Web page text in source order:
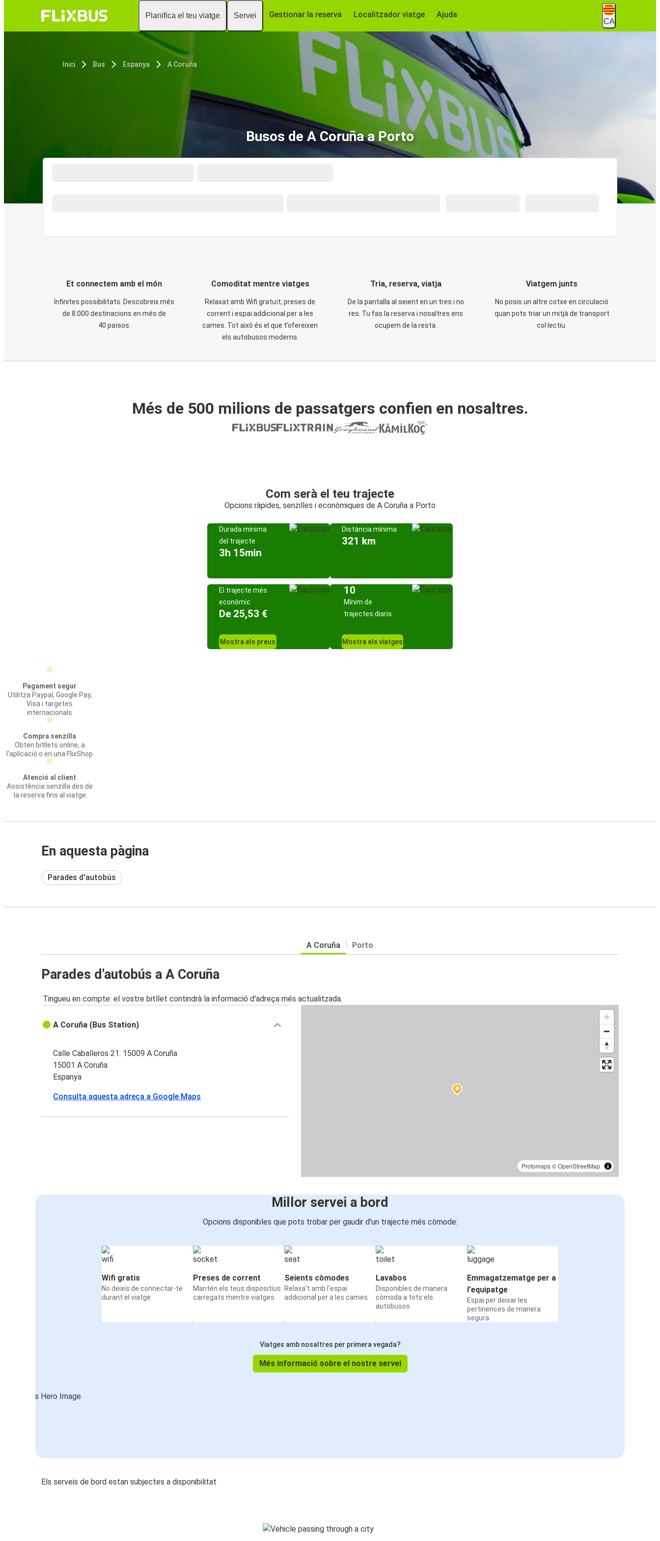
Planifica el teu viatge Servei Gestionar la reserva Localitzador viatge Ajuda
CA
Inici Bus Espanya A Coruña
Busos de A Coruña a Porto
Et connectem amb el món
Infinites possibilitats. Descobreix més
de 8.000 destinacions en més de
40 països.
Comoditat mentre viatges
Relaxat amb Wifi gratuït, preses de
corrent i espai addicional per a les
cames. Tot això és el que t’ofereixen
els autobusos moderns.
Tria, reserva, viatja
De la pantalla al seient en un tres i no
res. Tu fas la reserva i nosaltres ens
ocupem de la resta.
Viatgem junts
No posis un altre cotxe en circulació
quan pots triar un mitjà de transport
col·lectiu.
Més de 500 milions de passatgers confien en nosaltres.
Com serà el teu trajecte
Opcions ràpides, senzilles i econòmiques de A Coruña a Porto
Durada mínima
del trajecte
3h 15min
Distància mínima
321 km
El trajecte més
econòmic
De 25,53 €
Mostra els preus
10
Mínim de
trajectes diaris
Mostra els viatges
Pagament segur
Utilitza Paypal, Google Pay,
Visa i targetes
internacionals
Compra senzilla
Obtén bitllets online, a
l'aplicació o en una FlixShop
Atenció al client
Assistència senzilla des de
la reserva fins al viatge
En aquesta pàgina
Parades d'autobús
A Coruña Porto
Parades d'autobús a A Coruña
Tingueu en compte: el vostre bitllet contindrà la informació d'adreça més actualitzada.
Protomaps©OpenStreetMap
A Coruña (Bus Station)
Calle Caballeros 21. 15009 A Coruña
15001 A Coruña
Espanya
Consulta aquesta adreça a Google Maps
Millor servei a bord
Opcions disponibles que pots trobar per gaudir d'un trajecte més còmode:
Wifi gratis
No deixis de connectar-te
durant el viatge
Preses de corrent
Mantén els teus dispositius
carregats mentre viatges
Seients còmodes
Relaxa't amb l'espai
addicional per a les cames
Lavabos
Disponibles de manera
còmoda a tots els
autobusos
Emmagatzematge per a
l'equipatge
Espai per deixar les
pertinences de manera
segura
Viatges amb nosaltres per primera vegada?
Més informació sobre el nostre servei
Els serveis de bord estan subjectes a disponibilitat